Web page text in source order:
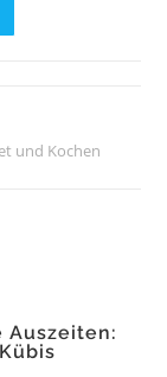
und Kochen
Auszeiten:
Kübis